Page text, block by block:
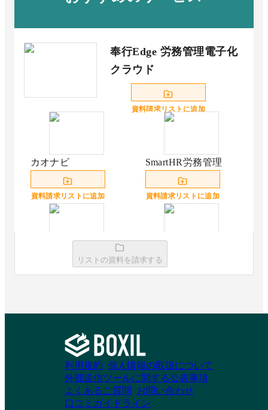
奉行Edge 労務管理電子化
クラウド
資料請求リストに追加
カオナビ
資料請求リストに追加
SmartHR労務管理
資料請求リストに追加
労務
マネーフォワード ク
ラウド年末調整
オフィスステーショ
ン
リストの資料を請求する
利用規約 個人情報の取扱について
外部送信ツールに関する公表事項
よくあるご質問
お問い合わせ
口コミガイドライン